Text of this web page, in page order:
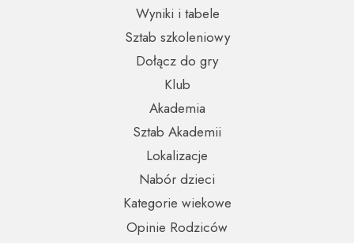
Opinie Rodziców
Nabór dzieci
Wyniki i tabele
Kategorie wiekowe
Lokalizacje
Sztab szkoleniowy
Sztab Akademii
Dołącz do gry
Akademia
Klub